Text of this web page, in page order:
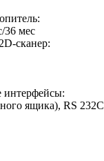
36 мес
сканер:
интерфейсы:
ящика), RS 232C